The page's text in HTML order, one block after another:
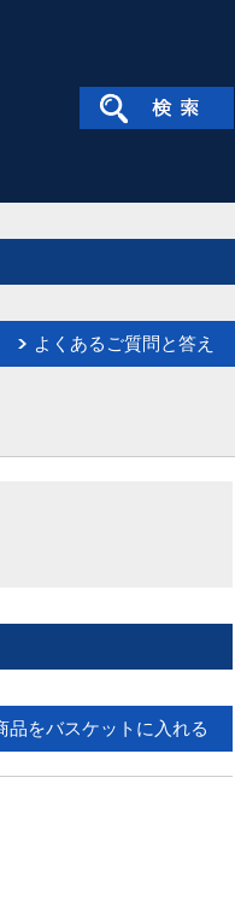
よくあるご質問と答え
品をバスケットに入れる